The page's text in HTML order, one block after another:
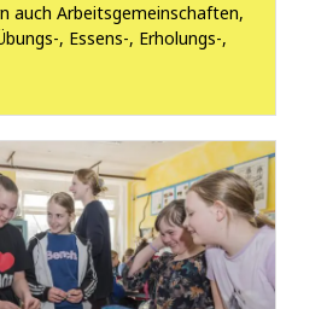
auch Arbeitsgemeinschaften,
, Essens-, Erholungs-,